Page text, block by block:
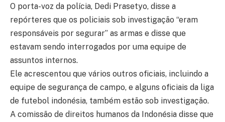
O porta-voz da polícia, Dedi Prasetyo, disse a
repórteres que os policiais sob investigação “eram
responsáveis ​​por segurar” as armas e disse que
estavam sendo interrogados por uma equipe de
assuntos internos.
Ele acrescentou que vários outros oficiais, incluindo a
equipe de segurança de campo, e alguns oficiais da liga
de futebol indonésia, também estão sob investigação.
A comissão de direitos humanos da Indonésia disse que